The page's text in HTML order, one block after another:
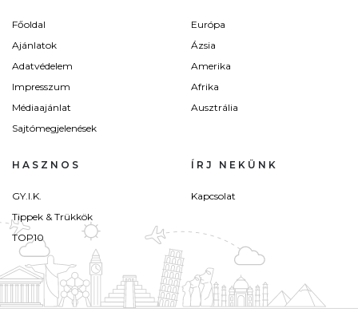
Főoldal
Ajánlatok
Adatvédelem
Impresszum
Médiaajánlat
Sajtómegjelenések
Európa
Ázsia
Amerika
Afrika
Ausztrália
HASZNOS
GY.I.K.
Tippek & Trükkök
TOP10
ÍRJ NEKÜNK
Kapcsolat